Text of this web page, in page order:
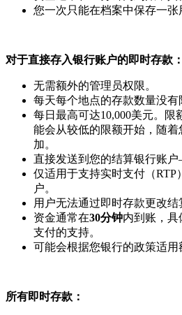
您一次只能在档案中保存一
对于直接存入银行账户的即时存款：
无需额外的管理员权限。
每天每个地点的存款数量没有
每日最高可达10,000美元。限
能会从较低的限额开始，随
加。
直接发送到您的结算银行账
仅适用于支持实时支付（RTP
户。
用户无法通过即时存款更改结
资金通常在30分钟内到账，
支付的支持。
可能会根据您银行的政策适用
所有即时存款：